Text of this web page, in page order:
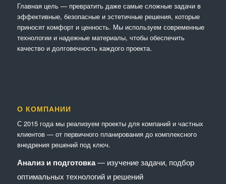
Главная цель — превратить даже самые сложные задачи в
эффективные, безопасные и эстетичные решения, которые
приносят комфорт и ценность. Мы используем современные
технологии и надежные материалы, чтобы обеспечить
качество и долговечность каждого проекта.
О КОМПАНИИ
С 2015 года мы реализуем проекты для компаний и частных
клиентов — от первичного планирования до комплексного
внедрения решений под ключ.
Анализ и подготовка— изучение задачи, подбор
оптимальных технологий и решений